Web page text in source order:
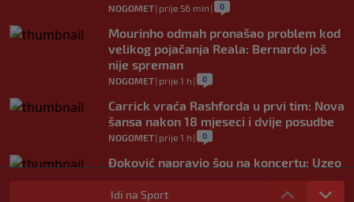
NOGOMET| prije 56 min | 0
Mourinho odmah pronašao problem kod
velikog pojačanja Reala: Bernardo još
nije spreman
NOGOMET| prije 1 h | 0
Carrick vraća Rashforda u prvi tim: Nova
šansa nakon 18 mjeseci i dvije posudbe
NOGOMET| prije 1 h | 0
Đoković napravio šou na koncertu: Uzeo
mikrofon, zapjevao pa zaplesao na bini
(VIDEO)
Idi na Sport